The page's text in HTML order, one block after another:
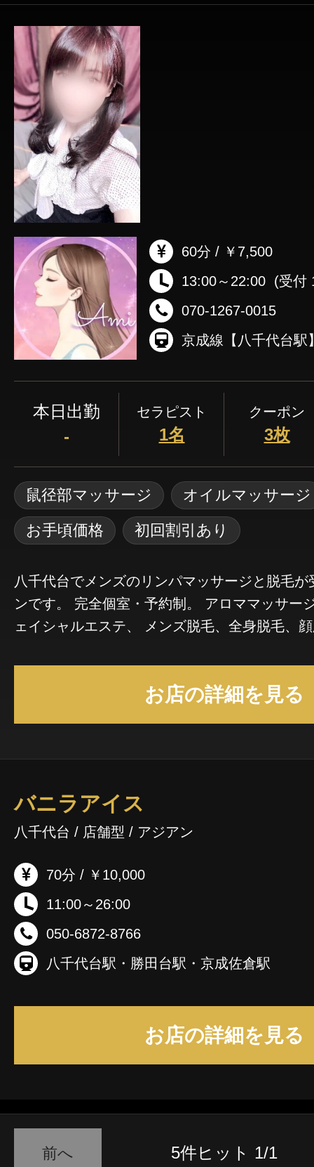
60分 / ￥7,500
13:00～22:00 (受付
070-1267-0015
本日出勤
-
セラピスト
1名
クーポン
3枚
鼠径部マッサージ
オイルマッサージ
お手頃価格
初回割引あり
八千代台でメンズのリンパマッサージと脱毛
ンです。 完全個室・予約制。 アロママッサージや メンズの小顔フ
ェイシャルエステ、 メンズ脱毛、全身脱毛、
は美肌機能のあるIPL光脱毛機を使用しています。 『ビキニ
ティブなご相談にも対応しております。 衛生面、美意識やビジュ
アル面、面倒くささからの解放に脱毛をご利用くだ
カンピンクのロマンティックな空間。 心が癒
音楽が流れています。 💛人気のコースについて💛 脱毛メニュー 🔴
シェービング＋VIO脱毛 🔴リンパマッサージ
ルコンボマッサージ75分＋シェービング＋VIO脱毛 マッサ
ニュー 🟢フェザーアロマのオイル増量コース
ェザーアロマと パウダーマッサージをすべて
ボ120分】が大人気です♪ 小顔メニュー 🟤小顔矯正プレミアム
ススメします。 💛皆様にひとこと💛 やわらかく小さな手のひら
お店の詳細を見る
バニラアイス
八千代台 / 店舗型 / アジアン
70分 / ￥10,000
11:00～26:00
050-6872-8766
八千代台駅・勝田台駅・京成佐倉駅
お店の詳細を見る
前へ 5件ヒット 1/1